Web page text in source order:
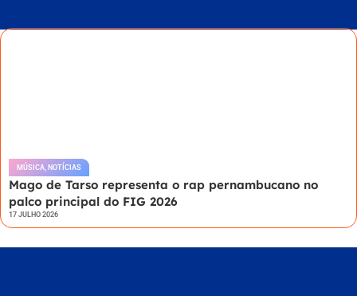
MÚSICA, NOTÍCIAS
Mago de Tarso representa o rap pernambucano no
palco principal do FIG 2026
17 JULHO 2026